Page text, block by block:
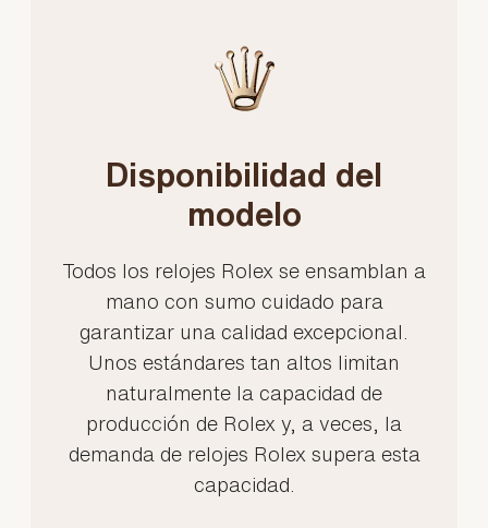
Disponibilidad del
modelo
Todos los relojes Rolex se ensamblan a
mano con sumo cuidado para
garantizar una calidad excepcional.
Unos estándares tan altos limitan
naturalmente la capacidad de
producción de Rolex y, a veces, la
demanda de relojes Rolex supera esta
capacidad.